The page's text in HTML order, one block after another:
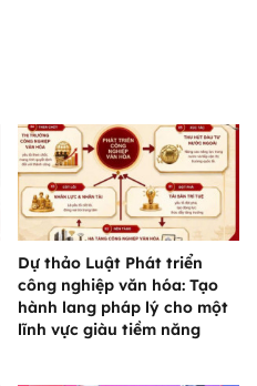
Dự thảo Luật Phát triển
công nghiệp văn hóa: Tạo
hành lang pháp lý cho một
lĩnh vực giàu tiềm năng